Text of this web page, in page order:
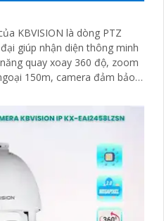
KBVISION là dòng PTZ
giúp nhận diện thông minh
150m, camera đảm bảo